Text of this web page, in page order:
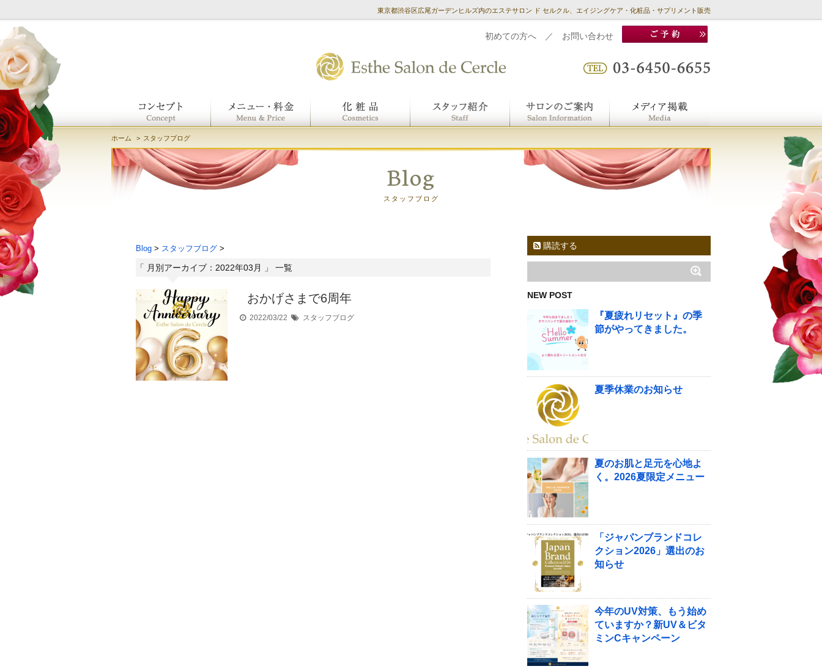
東京都渋谷区広尾ガーデンヒルズ内のエステサロン ド セルクル、エイジングケア・化粧品・サプリメント販売
初めての方へ ／ お問い合わせ
ホーム スタッフブログ
Blog
スタッフブログ
Blog > スタッフブログ >
「 月別アーカイブ：2022年03月 」 一覧
おかげさまで6周年
2022/03/22 スタッフブログ
購読する
NEW POST
『夏疲れリセット』の季
節がやってきました。
夏季休業のお知らせ
夏のお肌と足元を心地よ
く。2026夏限定メニュー
「ジャパンブランドコレ
クション2026」選出のお
知らせ
今年のUV対策、もう始め
ていますか？新UV＆ビタ
ミンCキャンペーン